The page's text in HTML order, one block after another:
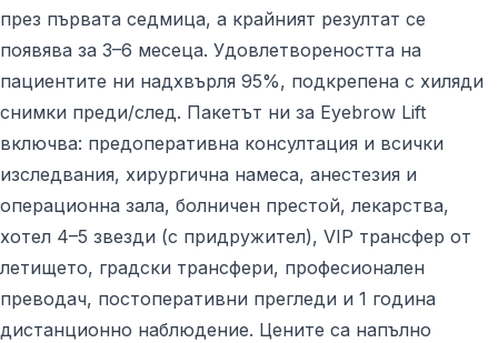
през първата седмица, а крайният резултат се
появява за 3–6 месеца. Удовлетвореността на
пациентите ни надхвърля 95%, подкрепена с хиляди
снимки преди/след. Пакетът ни за Eyebrow Lift
включва: предоперативна консултация и всички
изследвания, хирургична намеса, анестезия и
операционна зала, болничен престой, лекарства,
хотел 4–5 звезди (с придружител), VIP трансфер от
летището, градски трансфери, професионален
преводач, постоперативни прегледи и 1 година
дистанционно наблюдение. Цените са напълно